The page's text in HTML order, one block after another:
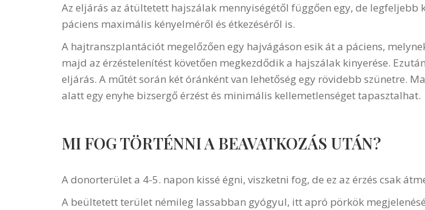
Az eljárás az átültetett hajszálak mennyiségétől függően egy, de
páciens maximális kényelméről és étkezéséről is.
A hajtranszplantációt megelőzően egy hajvágáson esik át a páciens,
majd az érzéstelenítést követően megkezdődik a hajszálak kinyerése.
eljárás. A műtét során két óránként van lehetőség egy rövidebb szünetre.
alatt egy enyhe bizsergő érzést és minimális kellemetlenséget tapasztalhat.
MI FOG TÖRTÉNNI A BEAVATKOZÁS UTÁN?
A donorterület a 4-5. napon kissé égni, viszketni fog, de ez az érzés csak
A beültetett terület némileg lassabban gyógyul, itt apró pörkök